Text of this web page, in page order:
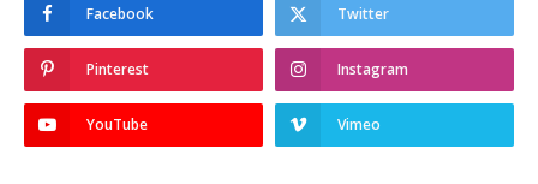
Facebook Twitter
Pinterest Instagram
YouTube Vimeo